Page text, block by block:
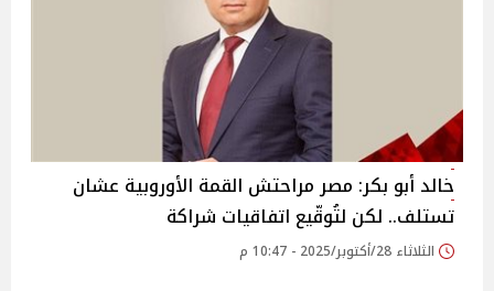
خالد أبو بكر: مصر مراحتش القمة الأوروبية عشان
تستلف.. لكن لتُوقّيع اتفاقيات شراكة
الثلاثاء 28/أكتوبر/2025 - 10:47 م